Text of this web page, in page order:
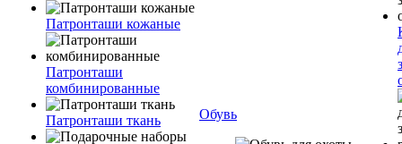
Патронташи кожаные
Патронташи
комбинированные
Патронташи ткань Обувь